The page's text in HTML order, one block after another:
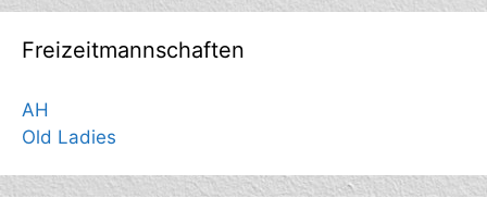
Freizeitmannschaften
AH
Old Ladies